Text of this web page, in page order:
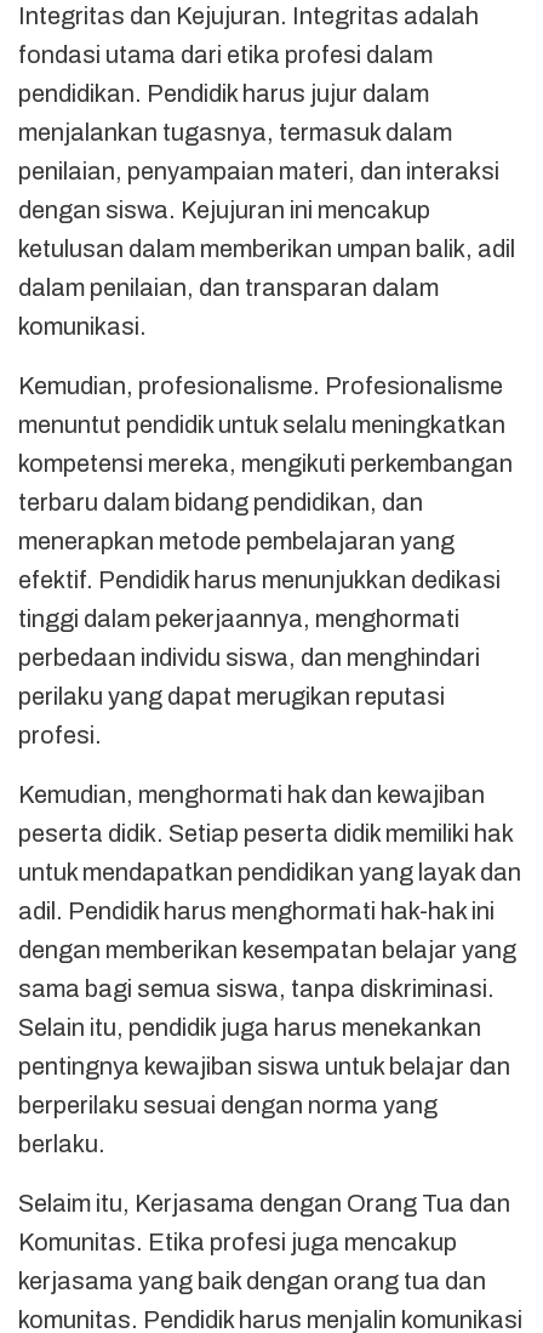
Integritas dan Kejujuran. Integritas adalah
fondasi utama dari etika profesi dalam
pendidikan. Pendidik harus jujur dalam
menjalankan tugasnya, termasuk dalam
penilaian, penyampaian materi, dan interaksi
dengan siswa. Kejujuran ini mencakup
ketulusan dalam memberikan umpan balik, adil
dalam penilaian, dan transparan dalam
komunikasi.
Kemudian, profesionalisme. Profesionalisme
menuntut pendidik untuk selalu meningkatkan
kompetensi mereka, mengikuti perkembangan
terbaru dalam bidang pendidikan, dan
menerapkan metode pembelajaran yang
efektif. Pendidik harus menunjukkan dedikasi
tinggi dalam pekerjaannya, menghormati
perbedaan individu siswa, dan menghindari
perilaku yang dapat merugikan reputasi
profesi.
Kemudian, menghormati hak dan kewajiban
peserta didik. Setiap peserta didik memiliki hak
untuk mendapatkan pendidikan yang layak dan
adil. Pendidik harus menghormati hak-hak ini
dengan memberikan kesempatan belajar yang
sama bagi semua siswa, tanpa diskriminasi.
Selain itu, pendidik juga harus menekankan
pentingnya kewajiban siswa untuk belajar dan
berperilaku sesuai dengan norma yang
berlaku.
Selaim itu, Kerjasama dengan Orang Tua dan
Komunitas. Etika profesi juga mencakup
kerjasama yang baik dengan orang tua dan
komunitas. Pendidik harus menjalin komunikasi